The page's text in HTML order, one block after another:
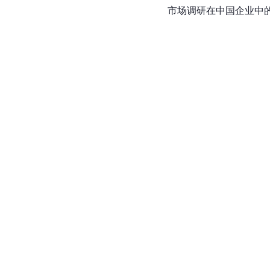
市场调研在中国企业中